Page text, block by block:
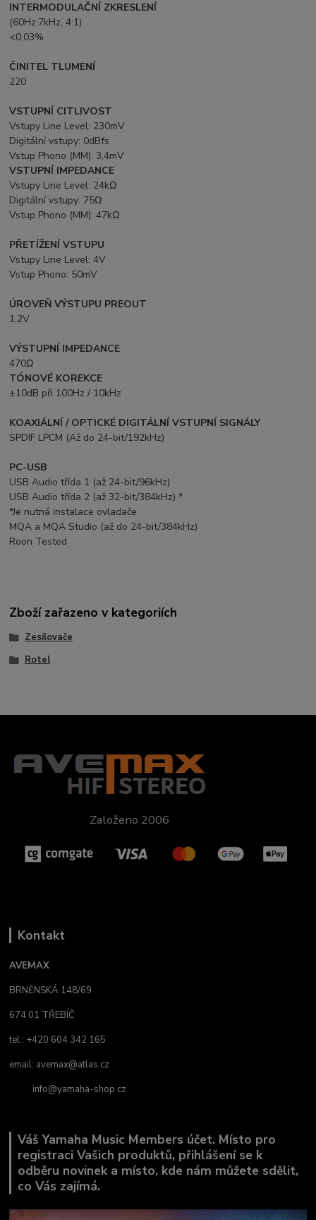
INTERMODULAČNÍ ZKRESLENÍ
(60Hz:7kHz, 4:1)
<0,03%
ČINITEL TLUMENÍ
220
VSTUPNÍ CITLIVOST
Vstupy Line Level: 230mV
Digitální vstupy: 0dBfs
Vstup Phono (MM): 3,4mV
VSTUPNÍ IMPEDANCE
Vstupy Line Level: 24kΩ
Digitální vstupy: 75Ω
Vstup Phono (MM): 47kΩ
PŘETÍŽENÍ VSTUPU
Vstupy Line Level: 4V
Vstup Phono: 50mV
ÚROVEŇ VÝSTUPU PREOUT
1,2V
VÝSTUPNÍ IMPEDANCE
470Ω
TÓNOVÉ KOREKCE
±10dB při 100Hz / 10kHz
KOAXIÁLNÍ / OPTICKÉ DIGITÁLNÍ VSTUPNÍ SIGNÁLY
SPDIF LPCM (Až do 24-bit/192kHz)
PC-USB
USB Audio třída 1 (až 24-bit/96kHz)
USB Audio třída 2 (až 32-bit/384kHz) *
*Je nutná instalace ovladače
MQA a MQA Studio (až do 24-bit/384kHz)
Roon Tested
Zboží zařazeno v kategoriích
Zesilovače
Rotel
Založeno 2006
Kontakt
AVEMAX
BRNĚNSKÁ 148/69
674 01 TŘEBÍČ
tel.: +420 604 342 165
email: avemax@atlas.cz
info@yamaha-shop.cz
Váš Yamaha Music Members účet. Místo pro
registraci Vašich produktů, přihlášení se k
odběru novinek a místo, kde nám můžete sdělit,
co Vás zajímá.